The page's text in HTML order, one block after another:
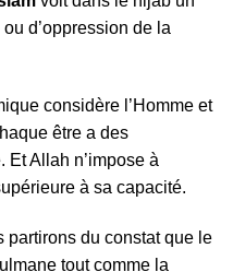
d’oppression de la
considère l’Homme et
être a des
Allah n’impose à
à sa capacité.
partirons du constat que le
tout comme la